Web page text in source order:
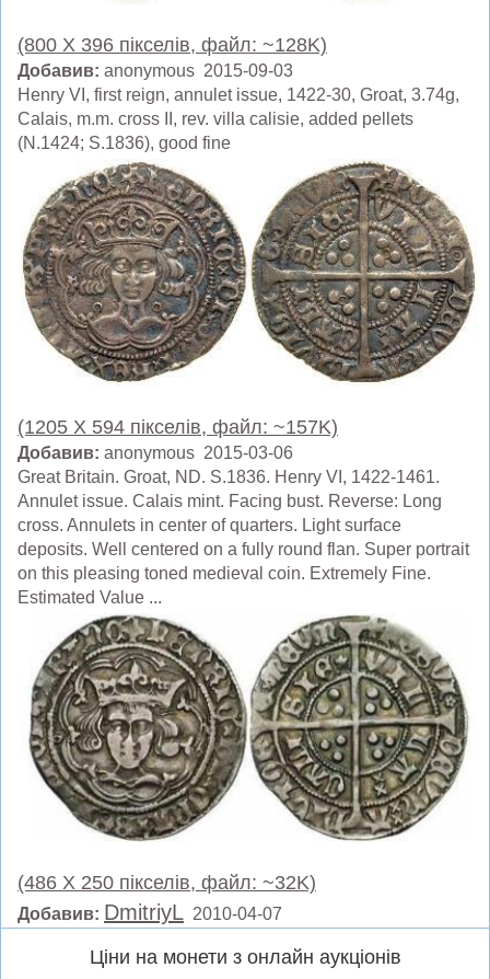
(800 X 396 пікселів, файл: ~128K)
Добавив: anonymous 2015-09-03
Henry VI, first reign, annulet issue, 1422-30, Groat, 3.74g,
Calais, m.m. cross II, rev. villa calisie, added pellets
(N.1424; S.1836), good fine
(1205 X 594 пікселів, файл: ~157K)
Добавив: anonymous 2015-03-06
Great Britain. Groat, ND. S.1836. Henry VI, 1422-1461.
Annulet issue. Calais mint. Facing bust. Reverse: Long
cross. Annulets in center of quarters. Light surface
deposits. Well centered on a fully round flan. Super portrait
on this pleasing toned medieval coin. Extremely Fine.
Estimated Value ...
(486 X 250 пікселів, файл: ~32K)
Добавив: DmitriyL 2010-04-07